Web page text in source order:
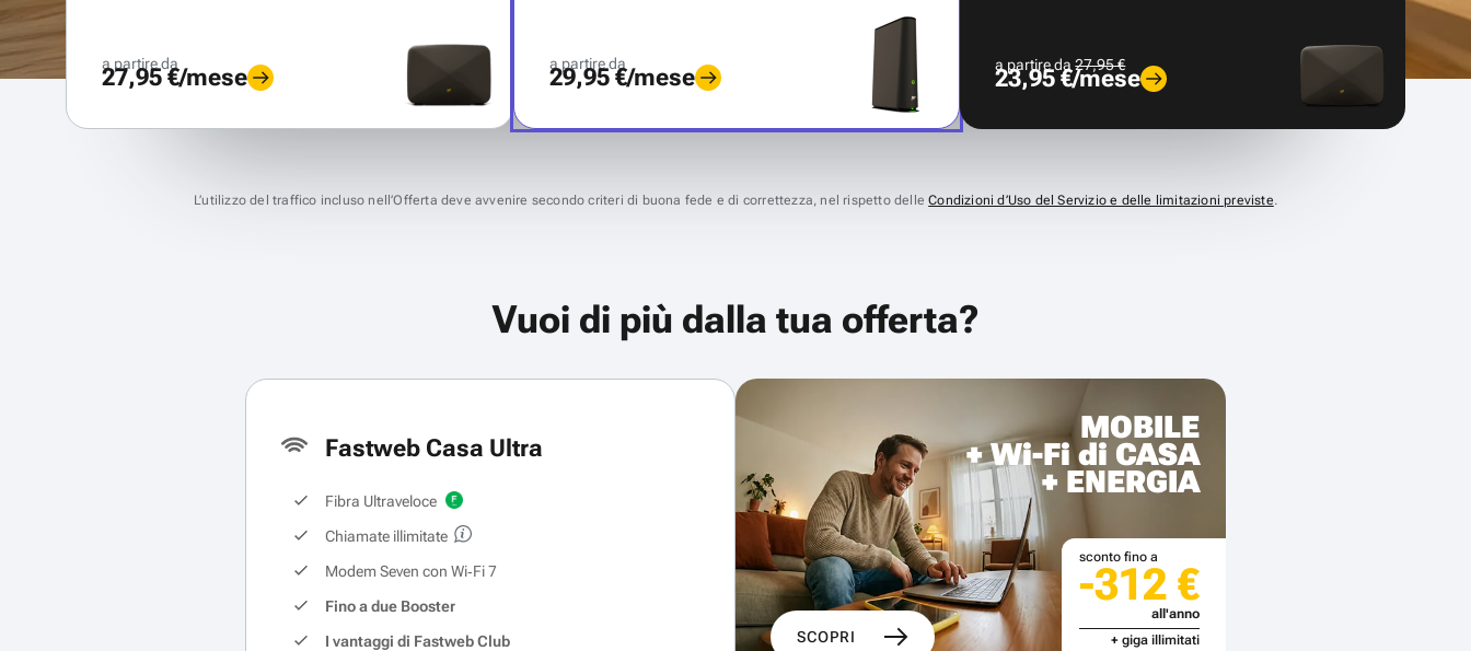
a partire da
27,95 €/mese a partire da
29,95 €/mese a partire da27,95 €
23,95 €/mese
L’utilizzo del traffico incluso nell’Offerta deve avvenire secondo criteri di buona fede e di correttezza, nel rispetto delleCondizioni d’Uso del Servizio e delle limitazioni previste.
Vuoi di più dalla tua offerta?
Fastweb Casa Ultra
Fibra Ultraveloce
Chiamate illimitate
Modem Seven con Wi‑Fi 7
Fino a due Booster
I vantaggi di Fastweb Club
MOBILE
+ Wi-Fi di CASA
+ ENERGIA
SCOPRI
sconto fino a
-312 €
all'anno
+ giga illimitati